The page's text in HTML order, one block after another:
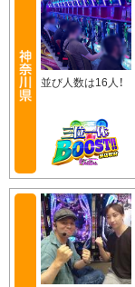
並び人数は16人！